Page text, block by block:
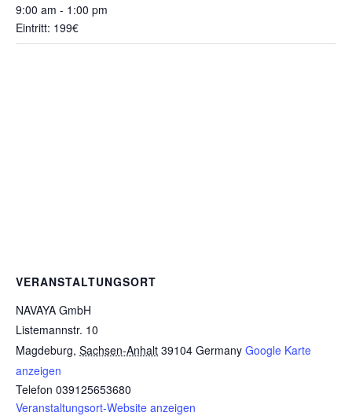
9:00 am - 1:00 pm
Eintritt: 199€
VERANSTALTUNGSORT
NAVAYA GmbH
Listemannstr. 10
Magdeburg, Sachsen-Anhalt 39104 Germany Google Karte
anzeigen
Telefon 039125653680
Veranstaltungsort-Website anzeigen